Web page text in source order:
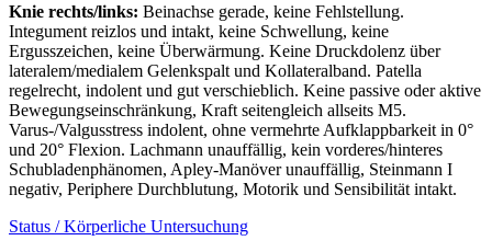
Knie rechts/links: Beinachse gerade, keine Fehlstellung.
Integument reizlos und intakt, keine Schwellung, keine
Ergusszeichen, keine Überwärmung. Keine Druckdolenz über
lateralem/medialem Gelenkspalt und Kollateralband. Patella
regelrecht, indolent und gut verschieblich. Keine passive oder aktive
Bewegungseinschränkung, Kraft seitengleich allseits M5.
Varus-/Valgusstress indolent, ohne vermehrte Aufklappbarkeit in 0°
und 20° Flexion. Lachmann unauffällig, kein vorderes/hinteres
Schubladenphänomen, Apley-Manöver unauffällig, Steinmann I
negativ, Periphere Durchblutung, Motorik und Sensibilität intakt.
Status / Körperliche Untersuchung